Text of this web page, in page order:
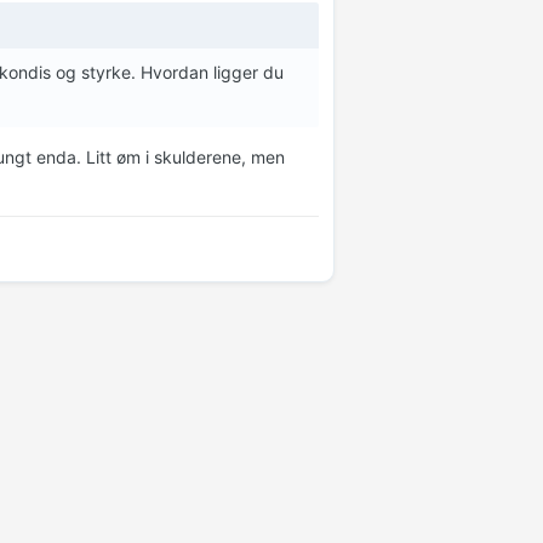
og styrke. Hvordan ligger du
enda. Litt øm i skulderene, men